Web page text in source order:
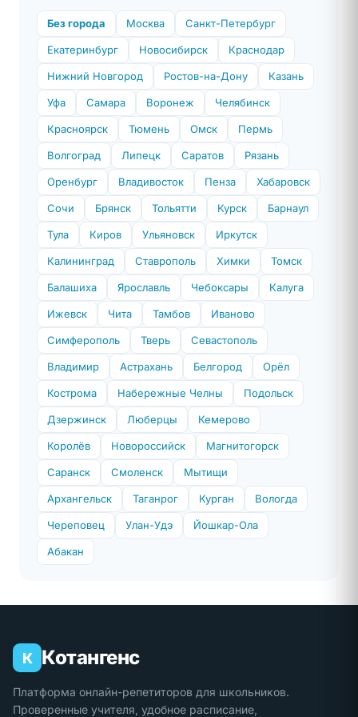
Без города Москва Санкт-Петербург
Екатеринбург Новосибирск Краснодар
Нижний Новгород Ростов-на-Дону Казань
Уфа Самара Воронеж Челябинск
Красноярск Тюмень Омск Пермь
Волгоград Липецк Саратов Рязань
Оренбург Владивосток Пенза Хабаровск
Сочи Брянск Тольятти Курск Барнаул
Тула Киров Ульяновск Иркутск
Калининград Ставрополь Химки Томск
Балашиха Ярославль Чебоксары Калуга
Ижевск Чита Тамбов Иваново
Симферополь Тверь Севастополь
Владимир Астрахань Белгород Орёл
Кострома Набережные Челны Подольск
Дзержинск Люберцы Кемерово
Королёв Новороссийск Магнитогорск
Саранск Смоленск Мытищи
Архангельск Таганрог Курган Вологда
Череповец Улан-Удэ Йошкар-Ола
Абакан
К Котангенс
Платформа онлайн-репетиторов для школьников.
Проверенные учителя, удобное расписание,